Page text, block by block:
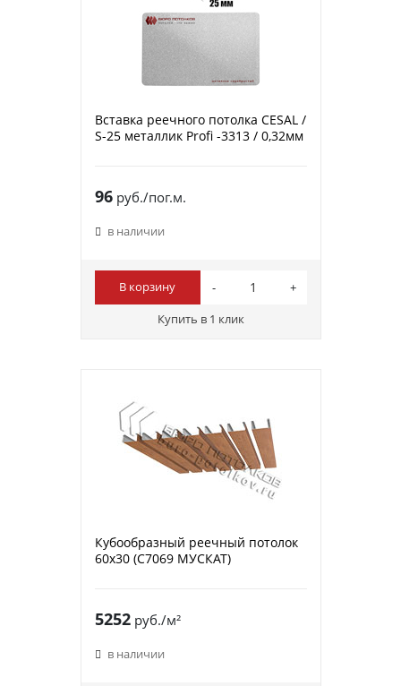
Вставка реечного потолка CESAL /
S-25 металлик Profi -3313 / 0,32мм
96руб./пог.м.
в наличии
В корзину
Купить в 1 клик
Кубообразный реечный потолок
60х30 (C7069 МУСКАТ)
5252руб./м²
в наличии